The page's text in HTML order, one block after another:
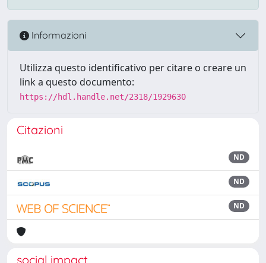
Informazioni
Utilizza questo identificativo per citare o creare un
link a questo documento:
https://hdl.handle.net/2318/1929630
Citazioni
ND
ND
ND
social impact